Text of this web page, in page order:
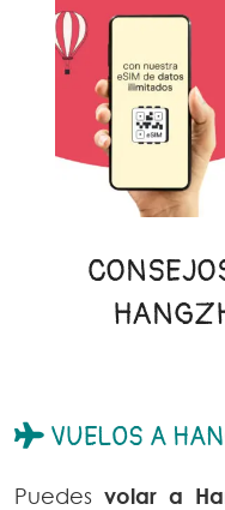
VUELOS A
Puedes volar a